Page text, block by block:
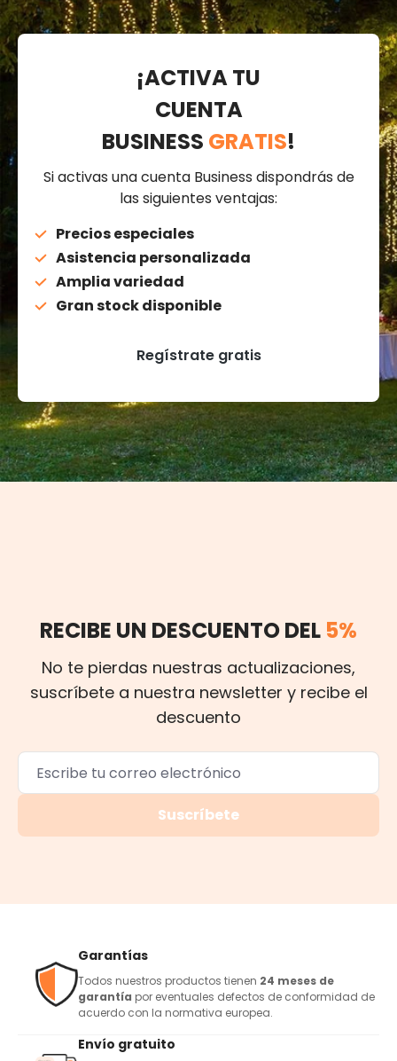
¡ACTIVA TU
CUENTA
BUSINESS GRATIS!
Si activas una cuenta Business dispondrás de
las siguientes ventajas:
Precios especiales
Asistencia personalizada
Amplia variedad
Gran stock disponible
Regístrate gratis
RECIBE UN DESCUENTO DEL 5%
No te pierdas nuestras actualizaciones,
suscríbete a nuestra newsletter y recibe el
descuento
Suscríbete
Garantías
Todos nuestros productos tienen 24 meses de
garantía por eventuales defectos de conformidad de
acuerdo con la normativa europea.
Envío gratuito